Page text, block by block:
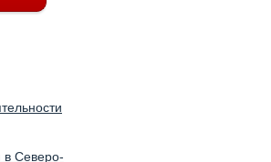
в Северо-